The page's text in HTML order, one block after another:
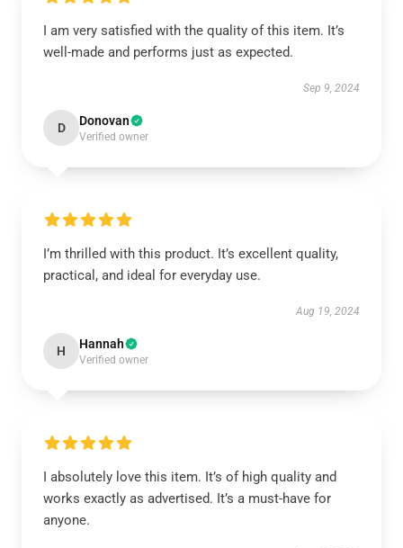
I am very satisfied with the quality of this item. It’s
well-made and performs just as expected.
Sep 9, 2024
D Donovan
Verified owner
I’m thrilled with this product. It’s excellent quality,
practical, and ideal for everyday use.
Aug 19, 2024
H Hannah
Verified owner
I absolutely love this item. It’s of high quality and
works exactly as advertised. It’s a must-have for
anyone.